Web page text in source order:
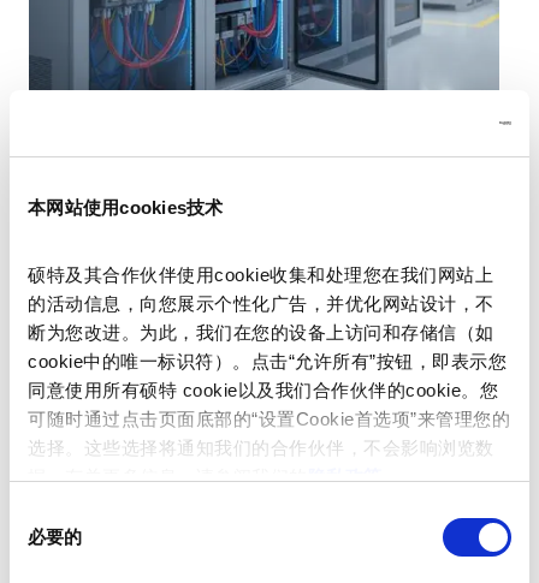
本网站使用cookies技术
硕特及其合作伙伴使用cookie收集和处理您在我们网站上
的活动信息，向您展示个性化广告，并优化网站设计，不
断为您改进。为此，我们在您的设备上访问和存储信（如
cookie中的唯一标识符）。点击“允许所有”按钮，即表示您
同意使用所有硕特 cookie以及我们合作伙伴的cookie。您
可随时通过点击页面底部的“设置Cookie首选项”来管理您的
选择。这些选择将通知我们的合作伙伴，不会影响浏览数
据。有关更多信息，请参阅我们的隐私政策。
必要的
SCHURTER(硕特) 推出专为严苛能源环境打造的可
现代能源系统——涵盖光伏逆变器、电动汽车充电
及电池储能等领域——要求其操作界面能够耐受电
磁兼容（EMC）应力、恶劣天气侵蚀及高强度运
行。
SCHURTER 提供广泛的产品组合：具备高 EMC 抗
扰度的 PCAP 触控屏、支持戴手套及湿手操作的
电阻式触控屏、密封型电容开关、柔性薄膜按
学贴合（Optical Bonding）工艺。